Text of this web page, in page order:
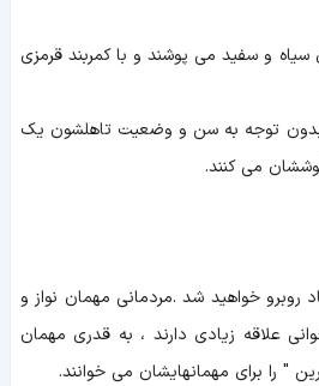
و سفید می پوشند و با کمربند قرمزی
بدون توجه به سن و وضعیت تاهلشون یک
می کنند.
روبرو خواهید شد .مردمانی مهمان نواز و
علاقه زیادی دارند ، به قدری مهمان
" را برای مهمانهایشان می خوانند.